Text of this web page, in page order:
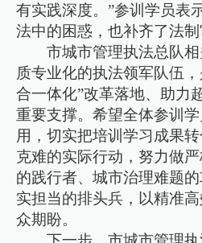
有实践深度。”参训学员表
法中的困惑，也补齐了法制
市城市管理执法总队
质专业化的执法领军队伍
合一体化”改革落地、助力
重要支撑。希望全体参训
用，切实把培训学习成果
克难的实际行动，努力做
的践行者、城市治理难题
实担当的排头兵，以精准
众期盼。